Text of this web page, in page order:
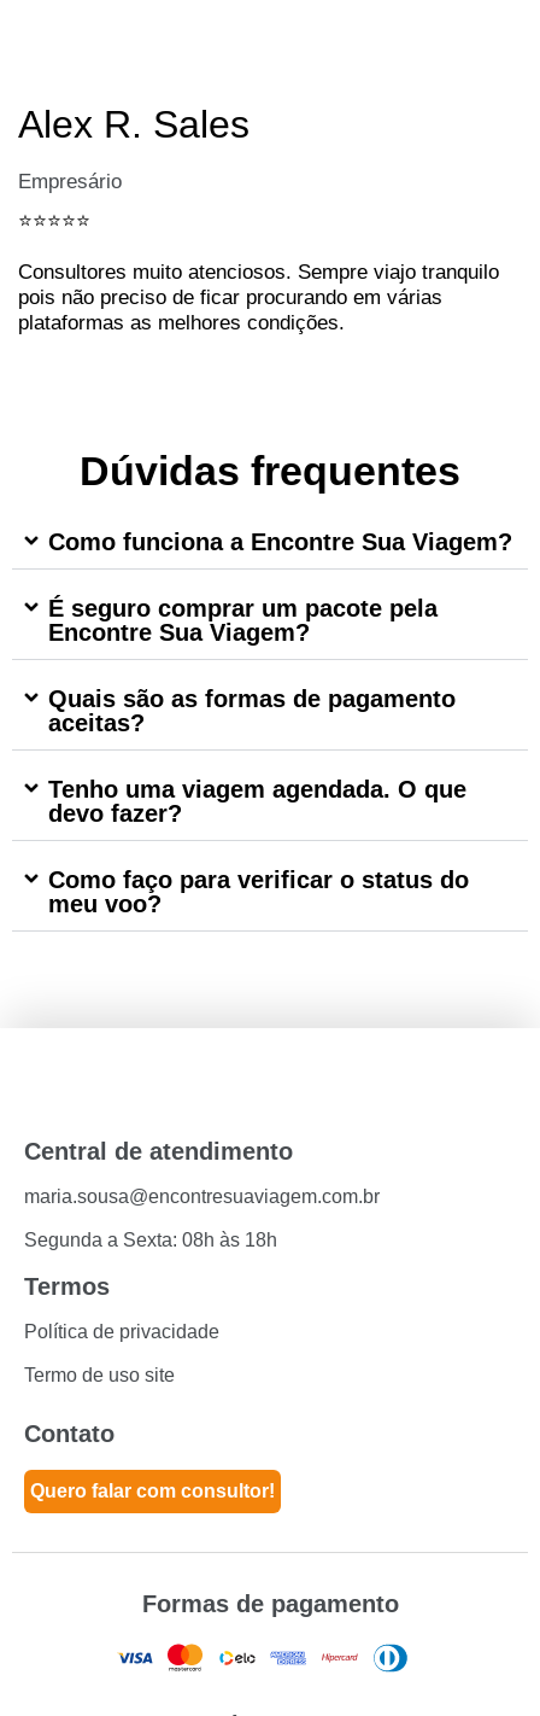
Alex R. Sales
Empresário
⭐️⭐️⭐️⭐️⭐️
Consultores muito atenciosos. Sempre viajo tranquilo
pois não preciso de ficar procurando em várias
plataformas as melhores condições.
Dúvidas frequentes
Como funciona a Encontre Sua Viagem?
É seguro comprar um pacote pela
Encontre Sua Viagem?
Quais são as formas de pagamento
aceitas?
Tenho uma viagem agendada. O que
devo fazer?
Como faço para verificar o status do
meu voo?
Central de atendimento
maria.sousa@encontresuaviagem.com.br
Segunda a Sexta: 08h às 18h
Termos
Política de privacidade
Termo de uso site
Contato
Quero falar com consultor!
Formas de pagamento